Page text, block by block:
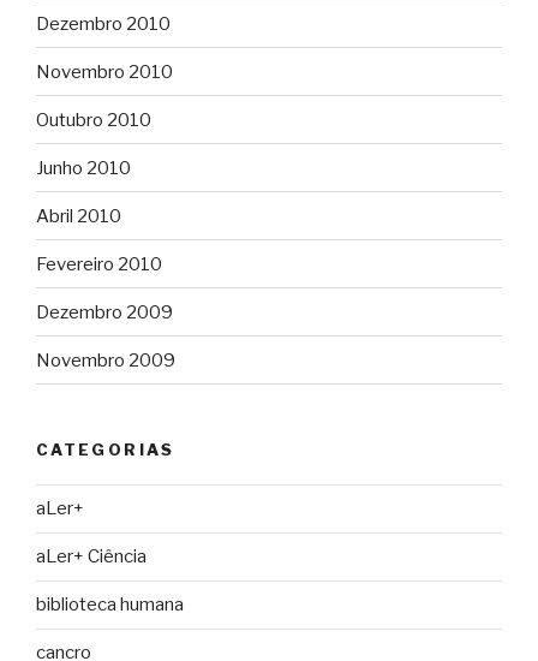
Dezembro 2010
Novembro 2010
Outubro 2010
Junho 2010
Abril 2010
Fevereiro 2010
Dezembro 2009
Novembro 2009
CATEGORIAS
aLer+
aLer+ Ciência
biblioteca humana
cancro